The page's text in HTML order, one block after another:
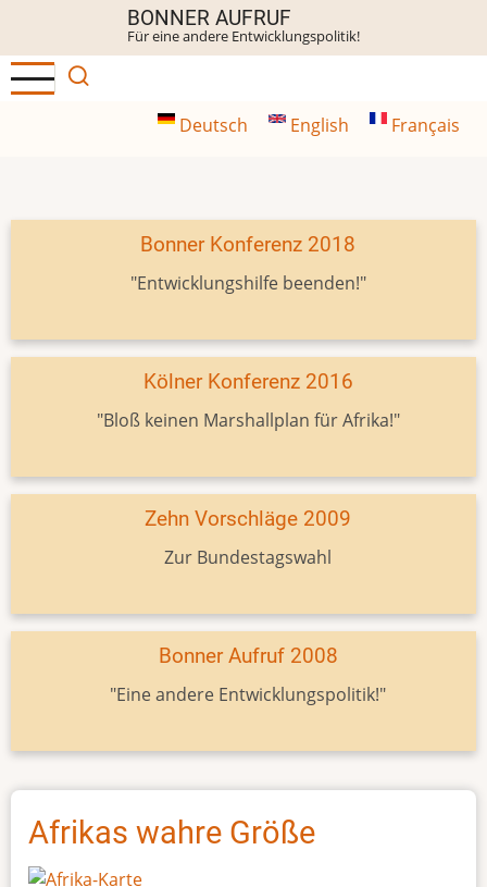
Inhalt
BONNER AUFRUF
Für eine andere Entwicklungspolitik!
Deutsch English Français
Bonner Konferenz 2018
"Entwicklungshilfe beenden!"
Kölner Konferenz 2016
"Bloß keinen Marshallplan für Afrika!"
Zehn Vorschläge 2009
Zur Bundestagswahl
Bonner Aufruf 2008
"Eine andere Entwicklungspolitik!"
Afrikas wahre Größe